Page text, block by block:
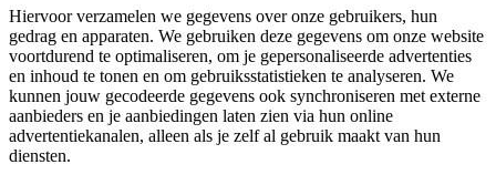
Hiervoor verzamelen we gegevens over onze gebruikers, hun
gedrag en apparaten. We gebruiken deze gegevens om onze website
voortdurend te optimaliseren, om je gepersonaliseerde advertenties
en inhoud te tonen en om gebruiksstatistieken te analyseren. We
kunnen jouw gecodeerde gegevens ook synchroniseren met externe
aanbieders en je aanbiedingen laten zien via hun online
advertentiekanalen, alleen als je zelf al gebruik maakt van hun
diensten.